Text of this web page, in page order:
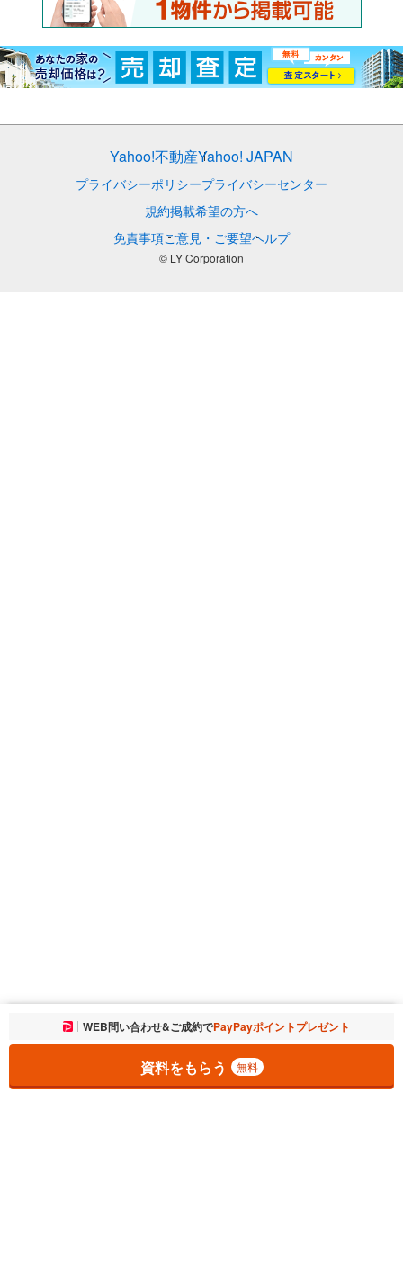
お気に入りに追加しました。 一覧を開く
WEB問い合わせ&ご成約でPayPayポイントプレゼント
資料をもらう 無料
Yahoo!不動産Yahoo! JAPAN
プライバシーポリシープライバシーセンター
規約掲載希望の方へ
免責事項ご意見・ご要望ヘルプ
© LY Corporation